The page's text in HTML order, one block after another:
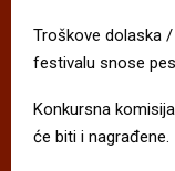
Troškove dolaska
festivalu snose
Konkursna
će biti i nagrađene.